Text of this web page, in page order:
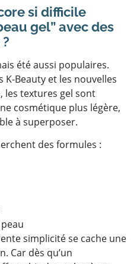
si difficile
gel” avec des
été aussi populaires.
Beauty et les nouvelles
les textures gel sont
cosmétique plus légère,
à superposer.
des formules :
simplicité se cache une
Car dès qu’un